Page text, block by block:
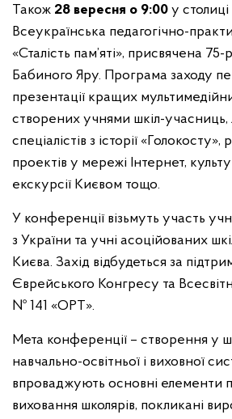
Також 28 вересня о 9:00 у столиці
Всеукраїнська педагогічно-
«Сталість пам’яті», присвячена 75-
Бабиного Яру. Програма заходу
презентації кращих
створених учнями шкіл-учасниць,
спеціалістів з історії
проектів у мережі Інтернет,
екскурсії Києвом тощо.
У конференції візьмуть участь
з України та учні асоційованих
Києва. Захід відбудеться за
Єврейського Конгресу та
№ 141 «ОРТ».
Мета конференції – створення у
навчально-освітньої і виховної
впроваджують основні елементи
виховання школярів, покликані